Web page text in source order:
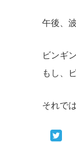
午後、
ビンギ
もし、
それで